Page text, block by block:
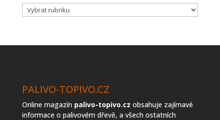
Lakality
prodejců
PALIVO-TOPIVO.CZ
Online magazín palivo-topivo.cz obsahuje zajímavé
informace o palivovém dřevě, a všech ostatních